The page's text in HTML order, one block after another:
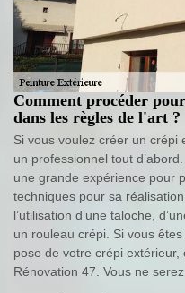
Comment procéder
dans les règles de l'art ?
Si vous voulez créer un crépi
un professionnel tout
une grande expérience pour
techniques pour sa
l’utilisation d’une taloche,
un rouleau crépi. Si vous
pose de votre crépi
Rénovation 47. Vous ne